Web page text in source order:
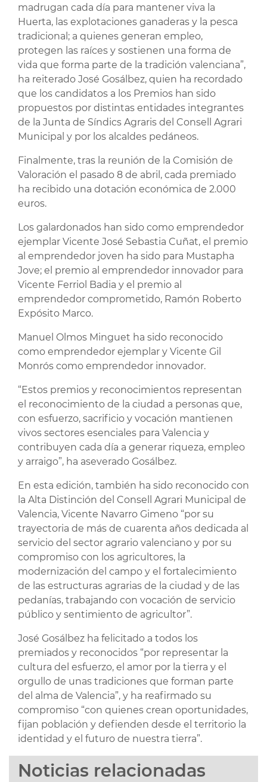
madrugan cada día para mantener viva la
Huerta, las explotaciones ganaderas y la pesca
tradicional; a quienes generan empleo,
protegen las raíces y sostienen una forma de
vida que forma parte de la tradición valenciana”,
ha reiterado José Gosálbez, quien ha recordado
que los candidatos a los Premios han sido
propuestos por distintas entidades integrantes
de la Junta de Síndics Agraris del Consell Agrari
Municipal y por los alcaldes pedáneos.
Finalmente, tras la reunión de la Comisión de
Valoración el pasado 8 de abril, cada premiado
ha recibido una dotación económica de 2.000
euros.
Los galardonados han sido como emprendedor
ejemplar Vicente José Sebastia Cuñat, el premio
al emprendedor joven ha sido para Mustapha
Jove; el premio al emprendedor innovador para
Vicente Ferriol Badia y el premio al
emprendedor comprometido, Ramón Roberto
Expósito Marco.
Manuel Olmos Minguet ha sido reconocido
como emprendedor ejemplar y Vicente Gil
Monrós como emprendedor innovador.
“Estos premios y reconocimientos representan
el reconocimiento de la ciudad a personas que,
con esfuerzo, sacrificio y vocación mantienen
vivos sectores esenciales para Valencia y
contribuyen cada día a generar riqueza, empleo
y arraigo”, ha aseverado Gosálbez.
En esta edición, también ha sido reconocido con
la Alta Distinción del Consell Agrari Municipal de
Valencia, Vicente Navarro Gimeno “por su
trayectoria de más de cuarenta años dedicada al
servicio del sector agrario valenciano y por su
compromiso con los agricultores, la
modernización del campo y el fortalecimiento
de las estructuras agrarias de la ciudad y de las
pedanías, trabajando con vocación de servicio
público y sentimiento de agricultor”.
José Gosálbez ha felicitado a todos los
premiados y reconocidos “por representar la
cultura del esfuerzo, el amor por la tierra y el
orgullo de unas tradiciones que forman parte
del alma de Valencia”, y ha reafirmado su
compromiso “con quienes crean oportunidades,
fijan población y defienden desde el territorio la
identidad y el futuro de nuestra tierra”.
Noticias relacionadas